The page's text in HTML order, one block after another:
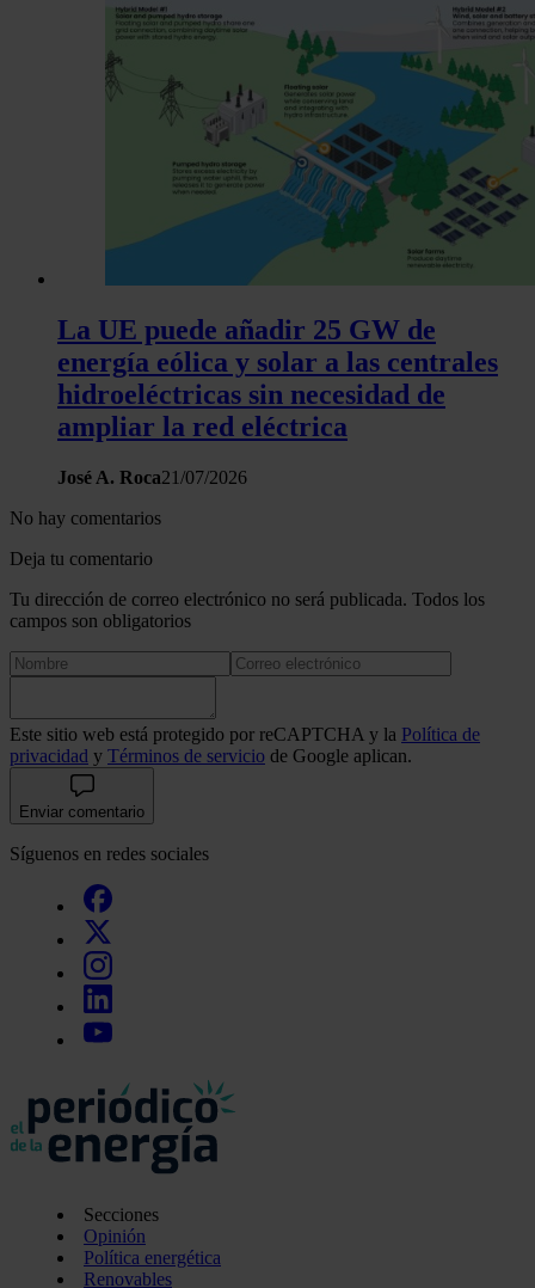
La UE puede añadir 25 GW de
energía eólica y solar a las centrales
hidroeléctricas sin necesidad de
ampliar la red eléctrica
José A. Roca21/07/2026
No hay comentarios
Deja tu comentario
Tu dirección de correo electrónico no será publicada. Todos los
campos son obligatorios
Este sitio web está protegido por reCAPTCHA y la Política de
privacidad y Términos de servicio de Google aplican.
Enviar comentario
Síguenos en redes sociales
Secciones
Opinión
Política energética
Renovables